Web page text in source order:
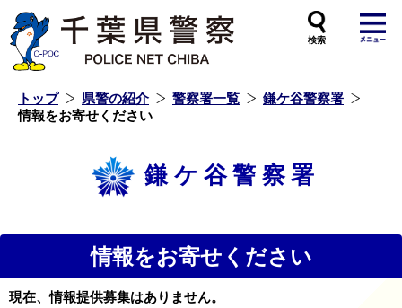
トップ 県警の紹介 警察署一覧
鎌ケ谷警察署
情報をお寄せください
鎌ケ谷警察署
情報をお寄せください
現在、情報提供募集はありません。